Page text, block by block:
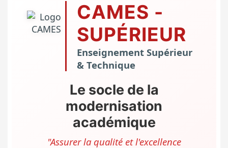
CAMES -
SUPÉRIEUR
Enseignement Supérieur
& Technique
Le socle de la
modernisation
académique
"Assurer la qualité et l'excellence